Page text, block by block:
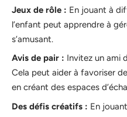
Jeux de rôle : En jouant à
l’enfant peut apprendre à
s’amusant.
Avis de pair : Invitez un ami
Cela peut aider à favoriser
en créant des espaces
Des défis créatifs : En